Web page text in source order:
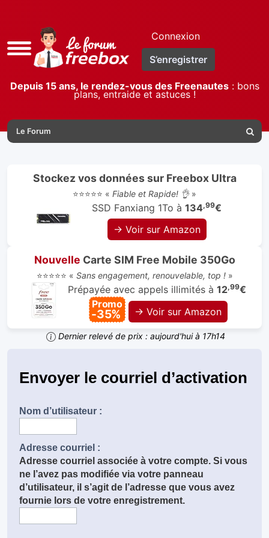
Accès
rapide
Connexion
S’enregistrer
Depuis 15 ans, le rendez-vous des Freenautes: bons
plans, entraide et astuces !
Le Forum
Stockez vos données sur Freebox Ultra
⭐⭐⭐⭐⭐ « Fiable et Rapide! 👌»
SSD Fanxiang 1To à 134,99€
→ Voir sur Amazon
Nouvelle Carte SIM Free Mobile 350Go
⭐⭐⭐⭐⭐ « Sans engagement, renouvelable, top !»
Prépayée avec appels illimités à 12,99€
Promo
-35% → Voir sur Amazon
Dernier relevé de prix : aujourd'hui à 17h14
Envoyer le courriel d’activation
Nom d’utilisateur :
Adresse courriel :
Adresse courriel associée à votre compte. Si vous
ne l’avez pas modifiée via votre panneau
d’utilisateur, il s’agit de l’adresse que vous avez
fournie lors de votre enregistrement.